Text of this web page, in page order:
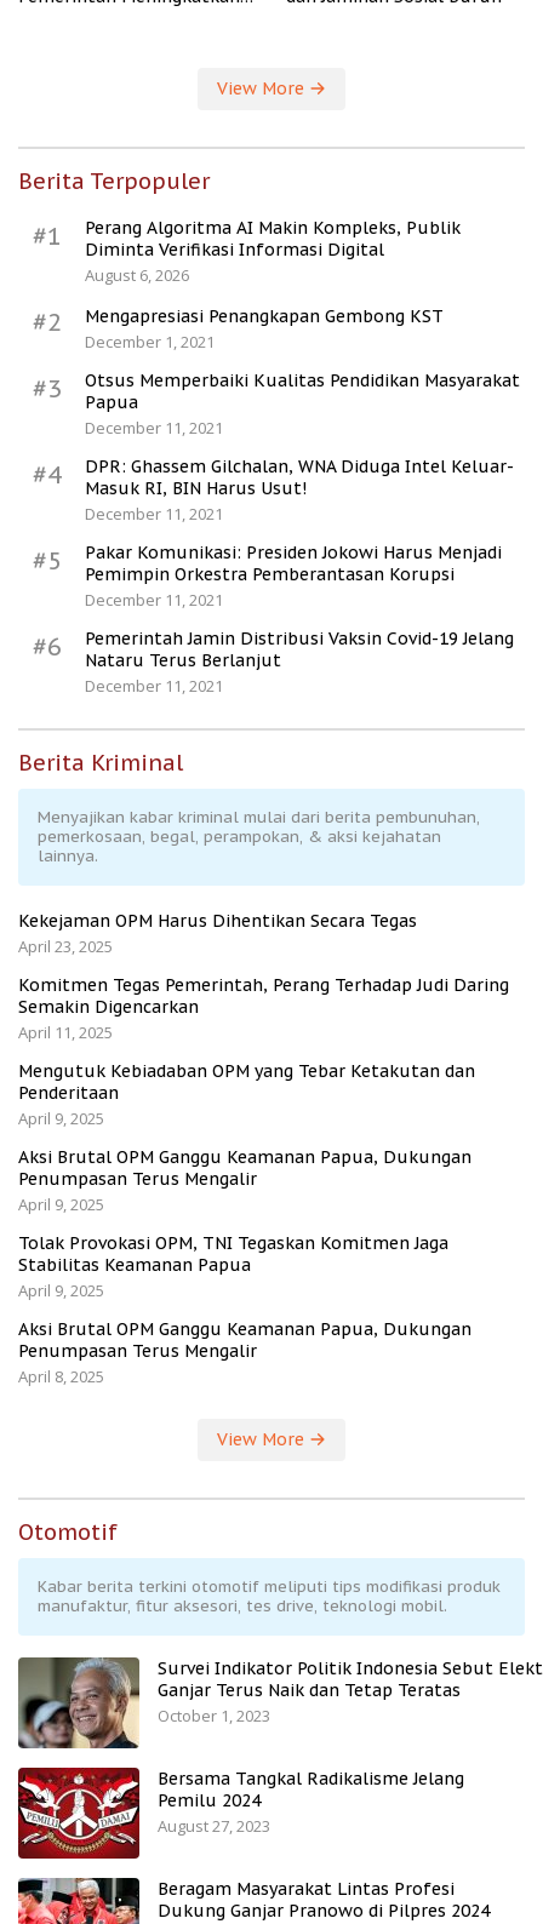
View More
Berita Terpopuler
#1
Perang Algoritma AI Makin Kompleks, Publik
Diminta Verifikasi Informasi Digital
August 6, 2026
#2
Mengapresiasi Penangkapan Gembong KST
December 1, 2021
#3
Otsus Memperbaiki Kualitas Pendidikan Masyarakat
Papua
December 11, 2021
#4
DPR: Ghassem Gilchalan, WNA Diduga Intel Keluar-
Masuk RI, BIN Harus Usut!
December 11, 2021
#5
Pakar Komunikasi: Presiden Jokowi Harus Menjadi
Pemimpin Orkestra Pemberantasan Korupsi
December 11, 2021
#6
Pemerintah Jamin Distribusi Vaksin Covid-19 Jelang
Nataru Terus Berlanjut
December 11, 2021
Berita Kriminal
Menyajikan kabar kriminal mulai dari berita pembunuhan,
pemerkosaan, begal, perampokan, & aksi kejahatan
lainnya.
Kekejaman OPM Harus Dihentikan Secara Tegas
April 23, 2025
Komitmen Tegas Pemerintah, Perang Terhadap Judi Daring
Semakin Digencarkan
April 11, 2025
Mengutuk Kebiadaban OPM yang Tebar Ketakutan dan
Penderitaan
April 9, 2025
Aksi Brutal OPM Ganggu Keamanan Papua, Dukungan
Penumpasan Terus Mengalir
April 9, 2025
Tolak Provokasi OPM, TNI Tegaskan Komitmen Jaga
Stabilitas Keamanan Papua
April 9, 2025
Aksi Brutal OPM Ganggu Keamanan Papua, Dukungan
Penumpasan Terus Mengalir
April 8, 2025
View More
Otomotif
Kabar berita terkini otomotif meliputi tips modifikasi produk
manufaktur, fitur aksesori, tes drive, teknologi mobil.
Survei Indikator Politik Indonesia Sebut
Ganjar Terus Naik dan Tetap Teratas
October 1, 2023
Bersama Tangkal Radikalisme Jelang
Pemilu 2024
August 27, 2023
Beragam Masyarakat Lintas Profesi
Dukung Ganjar Pranowo di Pilpres 2024